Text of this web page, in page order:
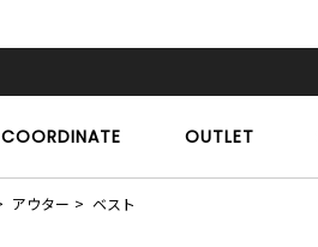
COORDINATE OUTLET
アウター ベスト